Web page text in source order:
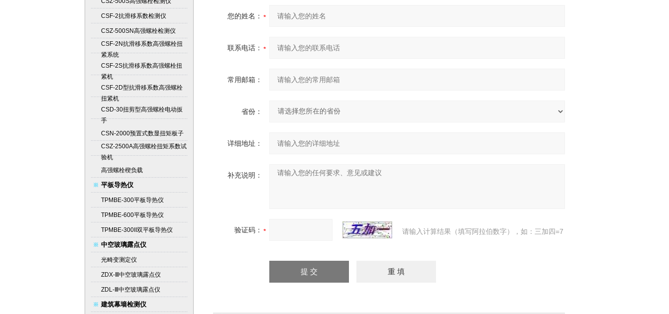
CSF-2抗滑移系数检测仪
CSZ-500SN高强螺栓检测仪
CSF-2N抗滑移系数高强螺栓扭
紧系统
CSF-2S抗滑移系数高强螺栓扭
紧机
CSF-2D型抗滑移系数高强螺栓
扭紧机
CSD-30扭剪型高强螺栓电动扳
手
CSN-2000预置式数显扭矩板子
CSZ-2500A高强螺栓扭矩系数试
验机
高强螺栓楔负载
平板导热仪
TPMBE-300平板导热仪
TPMBE-600平板导热仪
TPMBE-300II双平板导热仪
中空玻璃露点仪
光畸变测定仪
ZDX-Ⅲ中空玻璃露点仪
ZDL-Ⅲ中空玻璃露点仪
建筑幕墙检测仪
您的姓名：
联系电话：
常用邮箱：
省份：
详细地址：
补充说明：
验证码： 请输入计算结果（填写阿拉伯数字），如：三加四=7